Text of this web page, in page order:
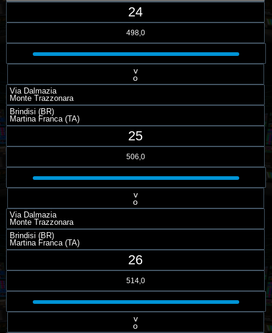
24
498,0
v
o
Via Dalmazia
Monte Trazzonara
Brindisi (BR)
Martina Franca (TA)
25
506,0
v
o
Via Dalmazia
Monte Trazzonara
Brindisi (BR)
Martina Franca (TA)
26
514,0
v
o